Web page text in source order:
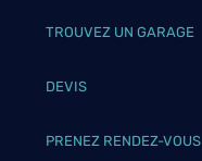
TROUVEZ UN GARAGE
DEVIS
PRENEZ RENDEZ-VOUS